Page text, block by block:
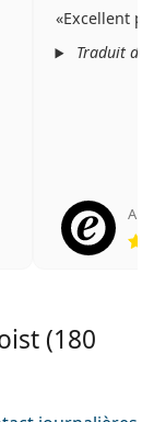
Excellent
Traduit
(180